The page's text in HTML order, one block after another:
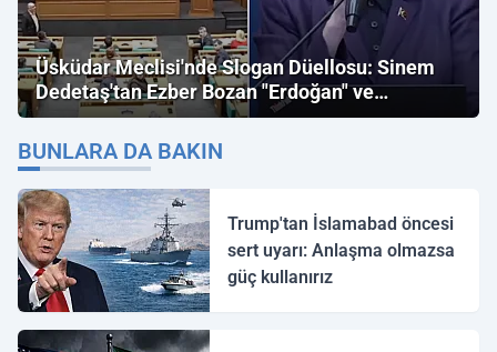
Üsküdar Meclisi'nde Slogan Düellosu: Sinem
Dedetaş'tan Ezber Bozan "Erdoğan" ve
"İmamoğlu" Çıkışı!
BUNLARA DA BAKIN
Trump'tan İslamabad öncesi
sert uyarı: Anlaşma olmazsa
güç kullanırız